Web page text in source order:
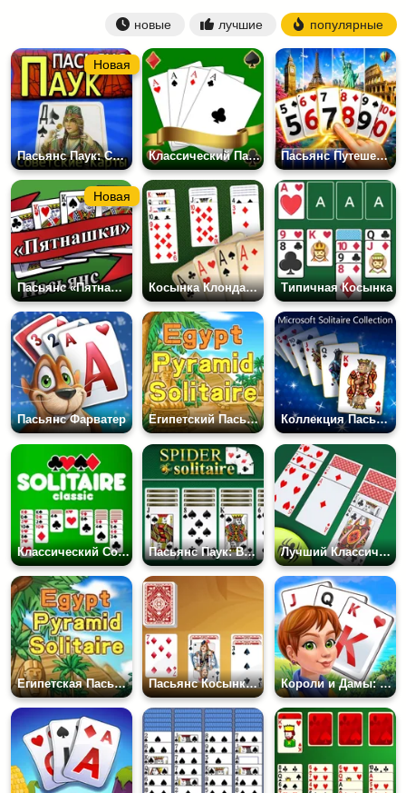
новые лучшие популярные
Пасьянс Паук: Советские Карты
Новая
Классический Пасьянс Свободная Ячейка Пасьянс Путешествие
Пасьянс «Пятнашки»
Новая
Косынка Клондайк Пасьянс Типичная Косынка
Пасьянс Фарватер Египетский Пасьянс Пирамида Коллекция Пасьянсов Майкрософт
Классический Солитер Пасьянс Паук: Все Масти Лучший Классический Пасьянс Паук
Египетская Пасьянс Пирамида Пасьянс Косынка в 3 Карты Короли и Дамы: Пасьянс Три Пика